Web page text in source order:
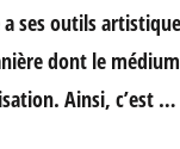
ses outils
dont le
Ainsi, c’est …